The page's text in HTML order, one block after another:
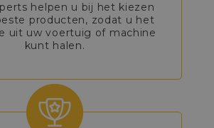
helpen u bij het kiezen
producten, zodat u het
uit uw voertuig of machine
kunt halen.